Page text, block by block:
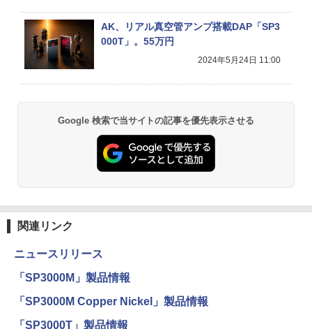
AK、リアル真空管アンプ搭載DAP「SP3
000T」。55万円
2024年5月24日 11:00
Google 検索で当サイトの記事を優先表示させる
関連リンク
ニュースリリース
「SP3000M」製品情報
「SP3000M Copper Nickel」製品情報
「SP3000T」製品情報